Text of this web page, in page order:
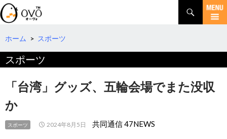
検
索
コ
テ
へ
ホーム > スポーツ
スポーツ
「台湾」グッズ、五輪会場でまた没収
か
スポーツ 2024年8月5日 共同通信 47NEWS